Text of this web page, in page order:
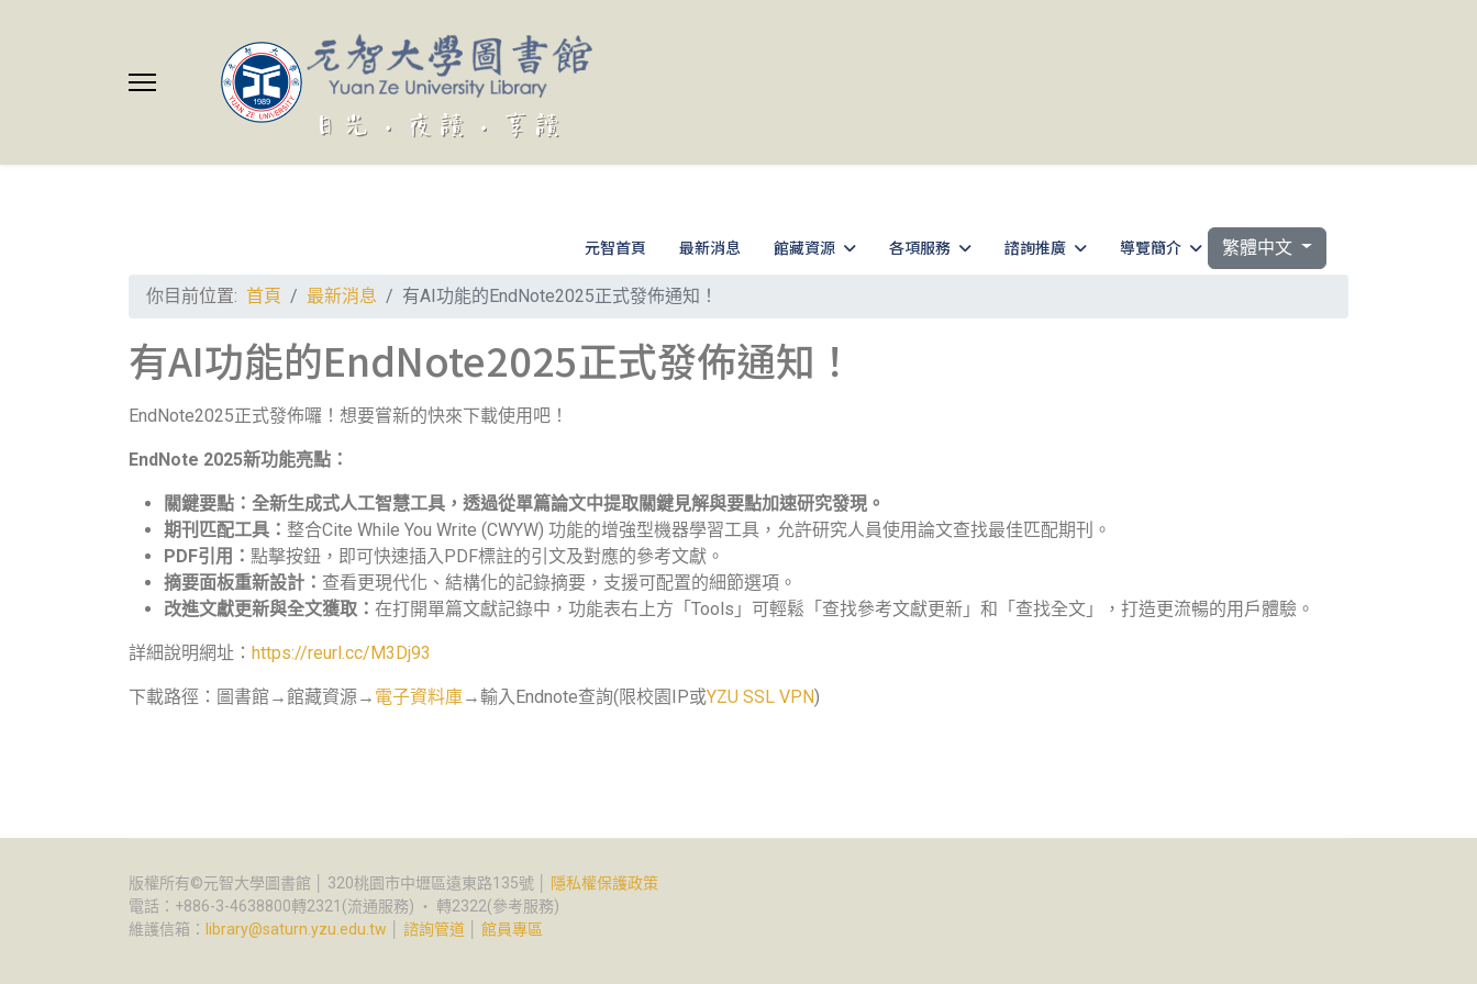
元智首頁 最新消息 館藏資源 各項服務 諮詢推廣 導覽簡介 選擇你的語言
繁體中文
你目前位置: 首頁 最新消息 有AI功能的EndNote2025正式發佈通知！
有AI功能的EndNote2025正式發佈通知！
EndNote2025正式發佈囉！想要嘗新的快來下載使用吧！
EndNote 2025新功能亮點：
關鍵要點：全新生成式人工智慧工具，透過從單篇論文中提取關鍵見解與要點加速研究發現。
期刊匹配工具： 整合Cite While You Write (CWYW) 功能的增強型機器學習工具，允許研究人員使用論文查找最佳匹配期刊。
PDF引用： 點擊按鈕，即可快速插入PDF標註的引文及對應的參考文獻。
摘要面板重新設計： 查看更現代化、結構化的記錄摘要，支援可配置的細節選項。
改進文獻更新與全文獲取： 在打開單篇文獻記錄中，功能表右上方「Tools」可輕鬆「查找參考文獻更新」和「查找全文」，打造更流暢的用戶體驗。
詳細說明網址： https://reurl.cc/M3Dj93
下載路徑：圖書館→館藏資源→ 電子資料庫→輸入Endnote查詢(限校園IP或YZU SSL VPN)
版權所有©元智大學圖書館 │ 320桃園市中壢區遠東路135號 │
隱私權保護政策
電話：+886-3-4638800轉2321(流通服務) ‧ 轉2322(參考服務)
維護信箱： library@saturn.yzu.edu.tw 諮詢管道 館員專區